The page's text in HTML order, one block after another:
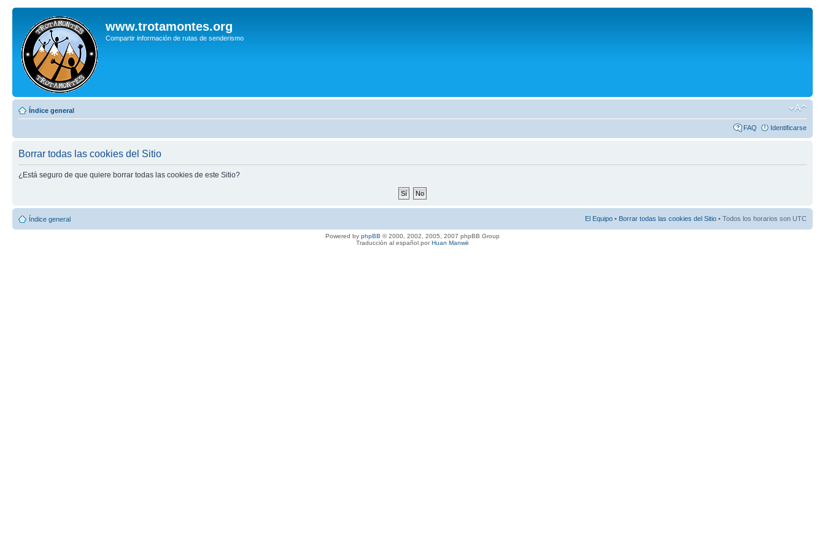
www.trotamontes.org
Compartir información de rutas de senderismo
Índice general
FAQ Identificarse
Borrar todas las cookies del Sitio
¿Está seguro de que quiere borrar todas las cookies de este Sitio?
Índice general El Equipo • Borrar todas las cookies del Sitio • Todos los horarios son UTC
Powered by phpBB © 2000, 2002, 2005, 2007 phpBB Group
Traducción al español porHuan Manwë